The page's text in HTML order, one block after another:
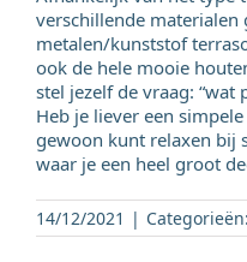
verschillende materialen
metalen/kunststof
ook de hele mooie
stel jezelf de vraag: “wat
Heb je liever een
gewoon kunt relaxen bij
waar je een heel groot
14/12/2021 | Categorieën: